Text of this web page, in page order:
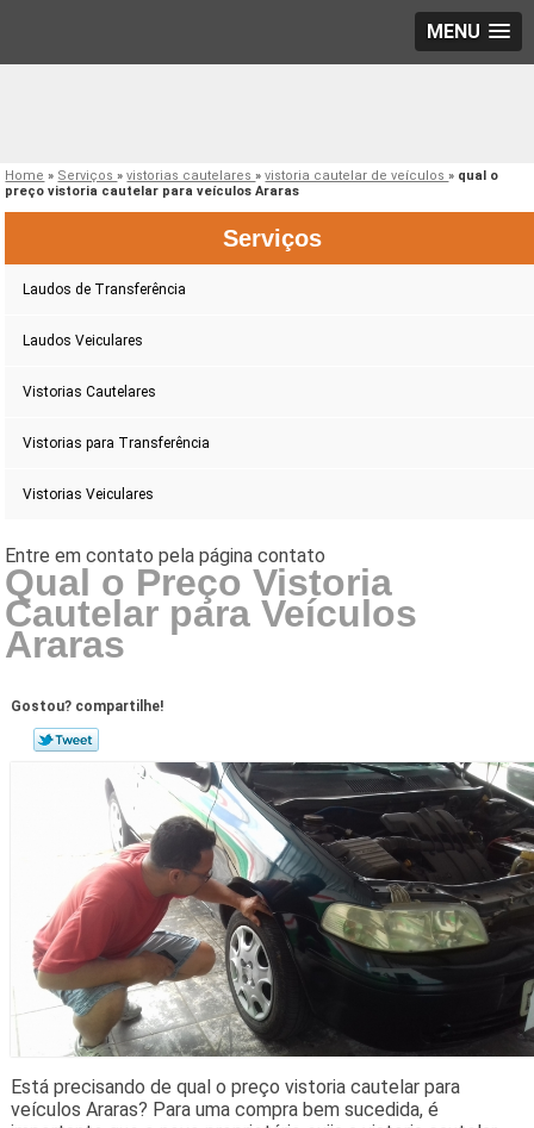
MENU
Home » Serviços»vistorias cautelares»vistoria cautelar de veículos» qual o
preço vistoria cautelar para veículos Araras
Serviços
Laudos de Transferência
Laudos Veiculares
Vistorias Cautelares
Vistorias para Transferência
Vistorias Veiculares
Qual o Preço Vistoria
Cautelar para Veículos
Araras
Gostou? compartilhe!
Está precisando de qual o preço vistoria cautelar para
veículos Araras? Para uma compra bem sucedida, é